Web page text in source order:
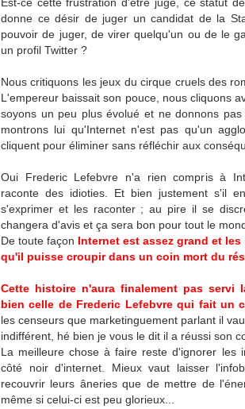
Est-ce cette frustration d'être jugé, ce statut
donne ce désir de juger un candidat de la
pouvoir de juger, de virer quelqu'un ou de le
un profil Twitter ?
Nous critiquons les jeux du cirque cruels des
L'empereur baissait son pouce, nous cliquons
soyons un peu plus évolué et ne donnons
montrons lui qu'Internet n'est pas qu'un
cliquent pour éliminer sans réfléchir aux
Oui Frederic Lefebvre n'a rien compris à
raconte des idioties. Et bien justement s'il
s'exprimer et les raconter ; au pire il se
changera d'avis et ça sera bon pour tout le
De toute façon
Internet est assez grand et
qu'il puisse croupir dans un coin mort du
Cette histoire n'aura finalement pas servi
bien celle de Frederic Lefebvre qui fait un
les censeurs que marketinguement parlant il
indifférent, hé bien je vous le dit il a réussi son
La meilleure chose à faire reste d'ignorer les
côté noir d'internet. Mieux vaut laisser
recouvrir leurs âneries que de mettre de
même si celui-ci est peu glorieux...